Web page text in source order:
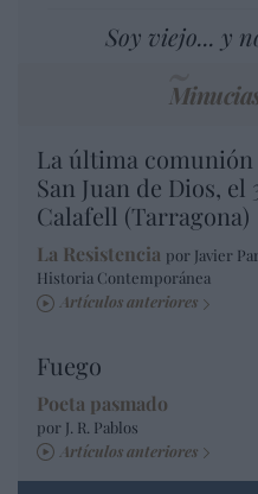
Soy viejo... y
La última comunión
San Juan de Dios, el
Calafell (Tarragona)
La Resistencia por Javier
Historia Contemporánea
Artículos anteriores
Fuego
Poeta pasmado
por J. R. Pablos
Artículos anteriores